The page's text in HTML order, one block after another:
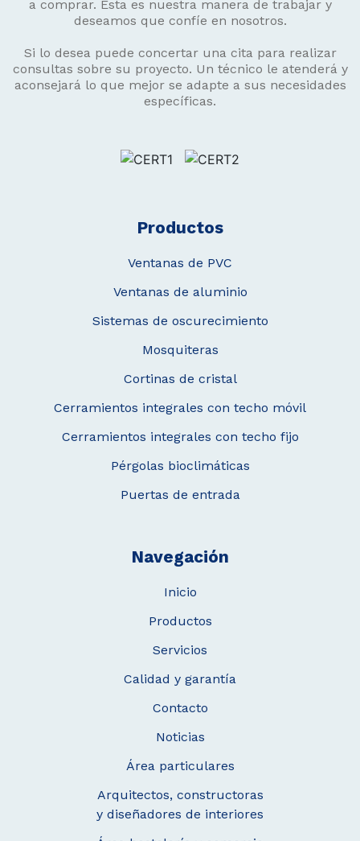
a comprar. Esta es nuestra manera de trabajar y
deseamos que confíe en nosotros.
Si lo desea puede concertar una cita para realizar
consultas sobre su proyecto. Un técnico le atenderá y
aconsejará lo que mejor se adapte a sus necesidades
específicas.
Productos
Ventanas de PVC
Ventanas de aluminio
Sistemas de oscurecimiento
Mosquiteras
Cortinas de cristal
Cerramientos integrales con techo móvil
Cerramientos integrales con techo fijo
Pérgolas bioclimáticas
Puertas de entrada
Navegación
Inicio
Productos
Servicios
Calidad y garantía
Contacto
Noticias
Área particulares
Arquitectos, constructoras
y diseñadores de interiores